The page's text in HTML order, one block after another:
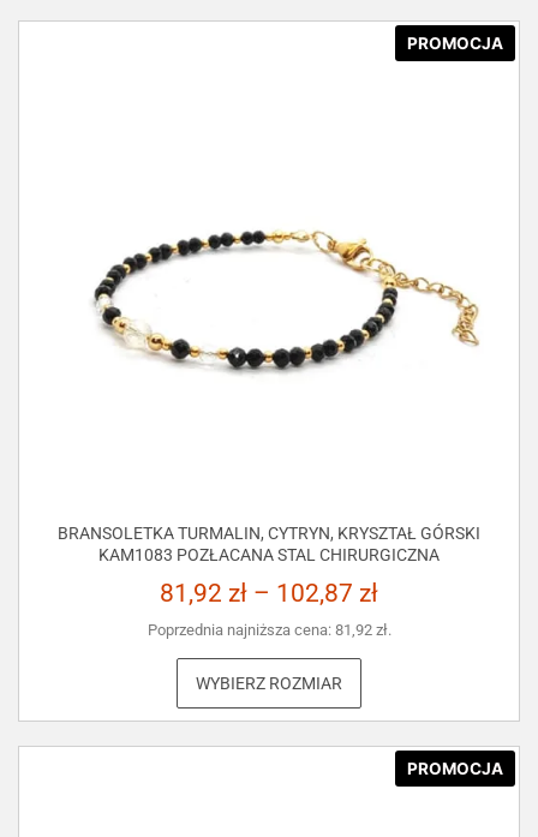
PROMOCJA
BRANSOLETKA TURMALIN, CYTRYN, KRYSZTAŁ GÓRSKI
KAM1083 POZŁACANA STAL CHIRURGICZNA
81,92 zł – 102,87 zł
Poprzednia najniższa cena: 81,92 zł.
WYBIERZ ROZMIAR
PROMOCJA